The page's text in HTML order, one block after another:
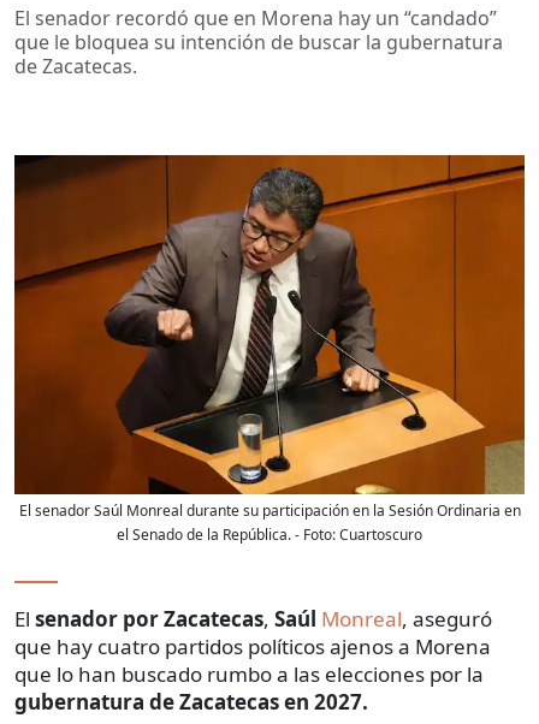
El senador recordó que en Morena hay un “candado”
que le bloquea su intención de buscar la gubernatura
de Zacatecas.
El senador Saúl Monreal durante su participación en la Sesión Ordinaria en
el Senado de la República.- Foto:Cuartoscuro
El senador por Zacatecas, Saúl Monreal, aseguró
que hay cuatro partidos políticos ajenos a Morena
que lo han buscado rumbo a las elecciones por la
gubernatura de Zacatecas en 2027.